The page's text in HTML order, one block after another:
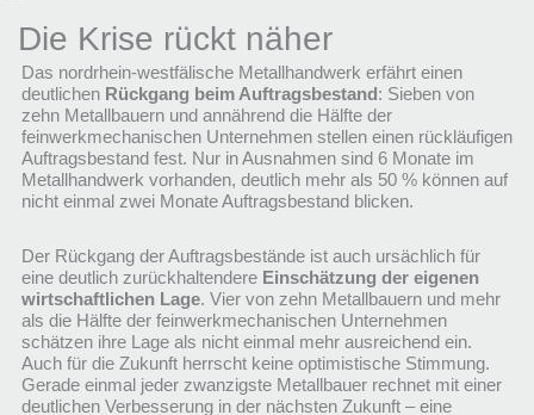
Die Krise rückt näher
Das nordrhein-westfälische Metallhandwerk erfährt einen
deutlichen Rückgang beim Auftragsbestand : Sieben von
zehn Metallbauern und annährend die Hälfte der
feinwerkmechanischen Unternehmen stellen einen rückläufigen
Auftragsbestand fest. Nur in Ausnahmen sind 6 Monate im
Metallhandwerk vorhanden, deutlich mehr als 50 % können auf
nicht einmal zwei Monate Auftragsbestand blicken.
Der Rückgang der Auftragsbestände ist auch ursächlich für
eine deutlich zurückhaltendere Einschätzung der eigenen
wirtschaftlichen Lage. Vier von zehn Metallbauern und mehr
als die Hälfte der feinwerkmechanischen Unternehmen
schätzen ihre Lage als nicht einmal mehr ausreichend ein.
Auch für die Zukunft herrscht keine optimistische Stimmung.
Gerade einmal jeder zwanzigste Metallbauer rechnet mit einer
deutlichen Verbesserung in der nächsten Zukunft – eine